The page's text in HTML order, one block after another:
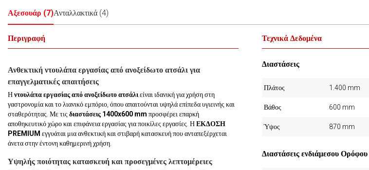
Αξεσουάρ (7)Ανταλλακτικά (4)
Περιγραφή
Ανθεκτική ντουλάπα εργασίας από ανοξείδωτο ατσάλι για
επαγγελματικές απαιτήσεις
Ηντουλάπα εργασίας από ανοξείδωτο ατσάλιείναι ιδανική για χρήση στη
γαστρονομία και το λιανικό εμπόριο, όπου απαιτούνται υψηλά επίπεδα υγιεινής και
σταθερότητας. Με τις διαστάσεις 1400x600 mm προσφέρει επαρκή
αποθηκευτικό χώρο και επιφάνεια εργασίας για ποικίλες εργασίες. ΗΕΚΔΟΣΗ
PREMIUM εγγυάται μια ανθεκτική και στιβαρή κατασκευή που ανταπεξέρχεται
άνετα στην έντονη καθημερινή χρήση.
Υψηλής ποιότητας κατασκευή και προσεγμένες λεπτομέρειες
Τεχνικά Δεδομένα
Διαστάσεις
Πλάτος 1.400 mm
Βάθος 600 mm
Ύψος 870 mm
Διαστάσεις ενδιάμεσου Ορόφου